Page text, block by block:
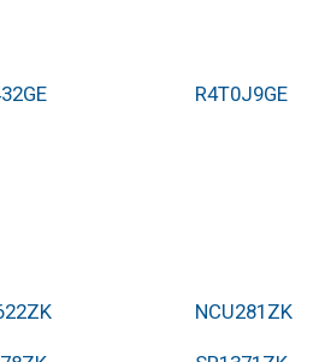
R4T0J9GE
NCU281ZK